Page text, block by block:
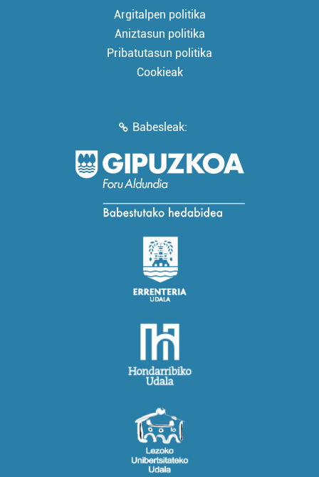
Argitalpen politika
Aniztasun politika
Pribatutasun politika
Cookieak
Babesleak: